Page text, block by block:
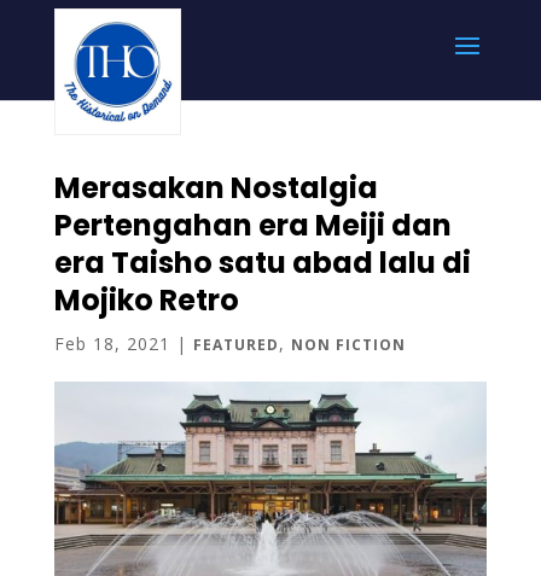
Merasakan Nostalgia
Pertengahan era Meiji dan
era Taisho satu abad lalu di
Mojiko Retro
Feb 18, 2021 | FEATURED, NON FICTION